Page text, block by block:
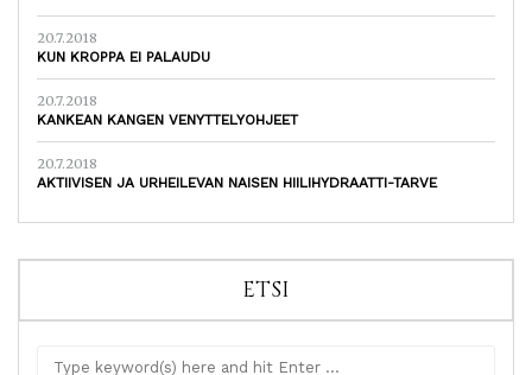
20.7.2018
KUN KROPPA EI PALAUDU
20.7.2018
KANKEAN KANGEN VENYTTELYOHJEET
20.7.2018
AKTIIVISEN JA URHEILEVAN NAISEN HIILIHYDRAATTI-TARVE
ETSI